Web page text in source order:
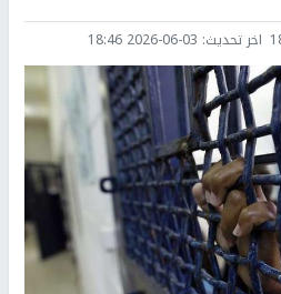
اخر تحديث: 2026-06-03 18:46